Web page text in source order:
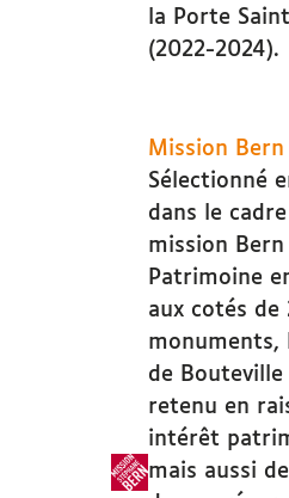
la Porte
(2022-2024).
Mission Bern
Sélectionné
dans le
mission
Patrimoine
aux cotés de
monuments,
de Bouteville
retenu en
intérêt
mais aussi